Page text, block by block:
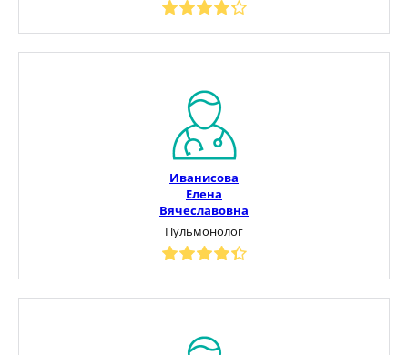
Иванисова
Елена
Вячеславовна
Пульмонолог